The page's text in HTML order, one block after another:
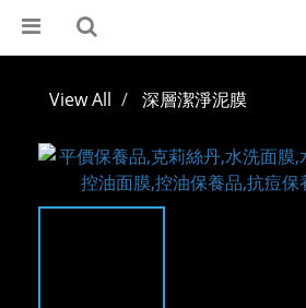
View All 深層潔淨泥膜